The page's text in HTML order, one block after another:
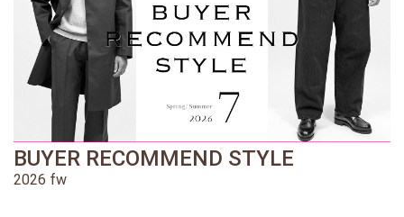
BUYER RECOMMEND STYLE
2026 fw